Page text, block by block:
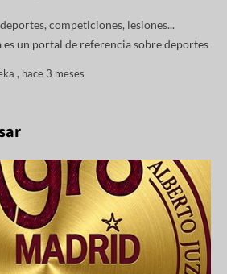
competiciones, lesiones...
es un portal de referencia sobre deportes
, hace 3 meses